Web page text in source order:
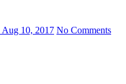
Aug 10, 2017 No Comments